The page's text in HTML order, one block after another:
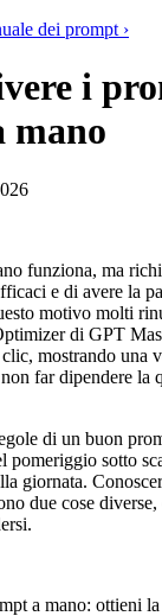
dei prompt ›
i
mano
funziona, ma
e di avere la
motivo molti
di GPT
mostrando una
far dipendere la
di un buon
pomeriggio sotto
giornata.
due cose
a mano: ottieni